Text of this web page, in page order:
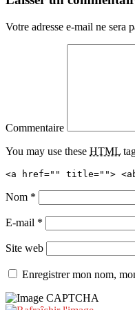
Votre adresse e-mail ne sera
Commentaire
You may use these HTML
<a href="" title="">
Nom *
E-mail *
Site web
Enregistrer mon nom,